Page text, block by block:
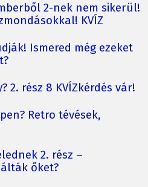
2-nek nem sikerül!
KVÍZ
Ismered még ezeket
2. rész 8 KVÍZkérdés vár!
Retro tévések,
2. rész –
őket?